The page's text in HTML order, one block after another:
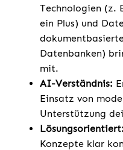
Technologien (z.
ein Plus) und
Datenbanken)
mit.
AI-Verständnis:
Einsatz von
Unterstützung
Lösungsorientiert:
Konzepte klar